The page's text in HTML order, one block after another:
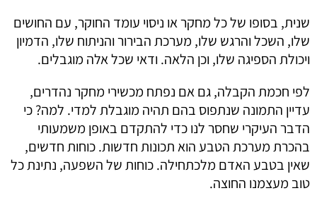
שנית, בסופו של כל מחקר או ניסוי עומד החוקר, עם החושים
שלו, השכל והרגש שלו, מערכת הבירור והניתוח שלו, הדמיון
ויכולת הספיגה שלו, וכן הלאה. ודאי שכל אלה מוגבלים.
לפי חכמת הקבלה, גם אם נפתח מכשירי מחקר נהדרים,
עדיין התמונה שנתפוס בהם תהיה מוגבלת למדי. למה? כי
הדבר העיקרי שחסר לנו כדי להתקדם באופן משמעותי
בהכרת מערכת הטבע הוא תכונות חדשות. כוחות חדשים,
שאין בטבע האדם מלכתחילה. כוחות של השפעה, נתינת כל
טוב מעצמנו החוצה.